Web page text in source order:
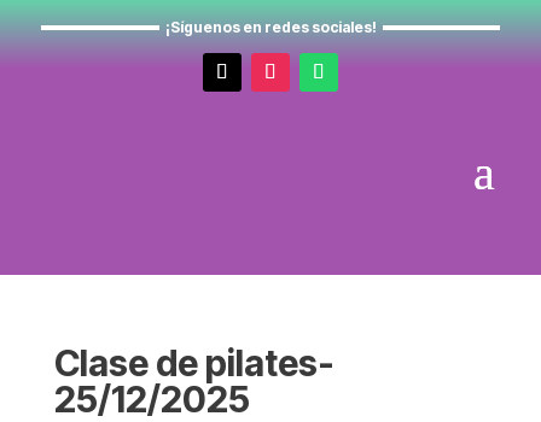
¡Síguenos en redes sociales!
Clase de pilates-
25/12/2025